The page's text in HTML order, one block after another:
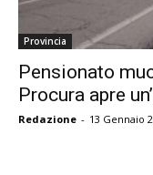
Provincia
Pensionato
Procura apre
Redazione - 13 Gennaio